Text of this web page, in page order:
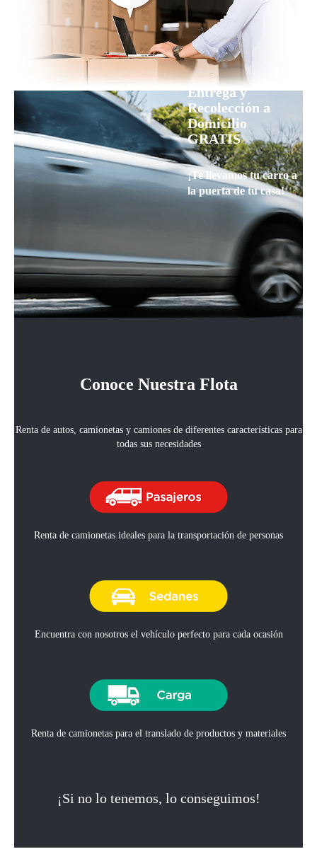
Entrega y
Recolección a
Domicilio
GRATIS
¡Te llevamos tu carro a
la puerta de tu casa!
Conoce Nuestra Flota
Renta de autos, camionetas y camiones de diferentes características para
todas sus necesidades
Renta de camionetas ideales para la transportación de personas
Encuentra con nosotros el vehículo perfecto para cada ocasión
Renta de camionetas para el translado de productos y materiales
¡Si no lo tenemos, lo conseguimos!